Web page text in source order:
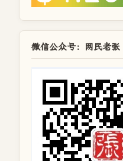
微信公众号：网民老张